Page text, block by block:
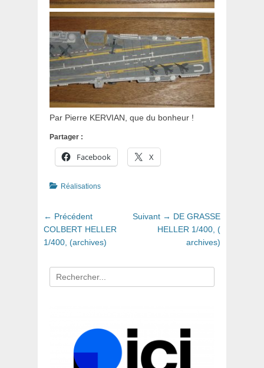
Par Pierre KERVIAN, que du bonheur !
Partager :
Facebook X
Catégories
Réalisations
Navigation
de
l’article
← PrécédentArticle
précédent
:
COLBERT HELLER
1/400, (archives)
Suivant → Article
suivant
DE GRASSE
HELLER 1/400, (
archives)
Recherche
pour